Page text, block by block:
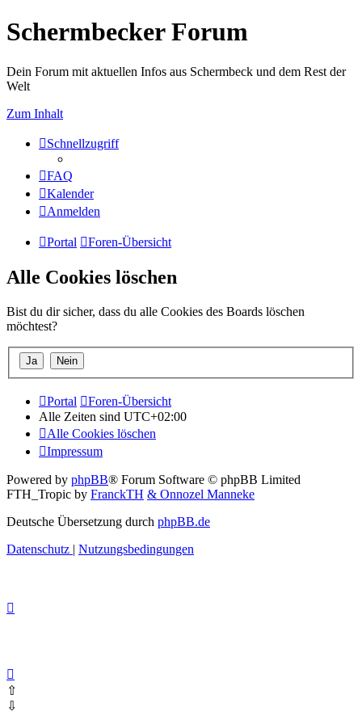
Schermbecker Forum
Dein Forum mit aktuellen Infos aus Schermbeck und dem Rest der
Welt
Zum Inhalt
Schnellzugriff
FAQ
Kalender
Anmelden
Portal Foren-Übersicht
Alle Cookies löschen
Bist du dir sicher, dass du alle Cookies des Boards löschen
möchtest?
Portal
Foren-Übersicht
Alle Zeiten sind UTC+02:00
Alle Cookies löschen
Impressum
Powered by phpBB® Forum Software © phpBB Limited
FTH_Tropic by FranckTH & Onnozel Manneke
Deutsche Übersetzung durch phpBB.de
Datenschutz | Nutzungsbedingungen
⇧
⇩